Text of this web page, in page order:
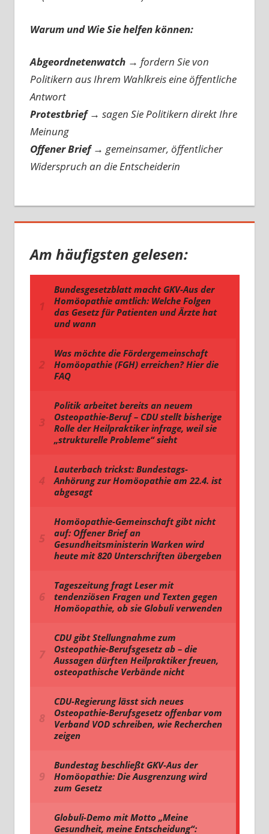
Warum und Wie Sie helfen können:
Abgeordnetenwatch → fordern Sie von
Politikern aus Ihrem Wahlkreis eine öffentliche
Antwort
Protestbrief → sagen Sie Politikern direkt Ihre
Meinung
Offener Brief → gemeinsamer, öffentlicher
Widerspruch an die Entscheiderin
Am häufigsten gelesen: